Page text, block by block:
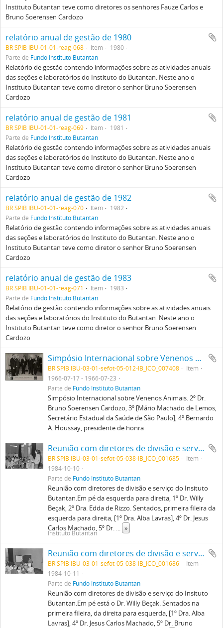
Instituto Butantan teve como diretores os senhores Fauze Carlos e
Bruno Soerensen Cardozo
relatório anual de gestão de 1980
BR SPIB IBU-01-01-reag-068 Item
1980
Parte de Fundo Instituto Butantan
Relatório de gestão contendo informações sobre as atividades anuais
das seções e laboratórios do Instituto do Butantan. Neste ano o
Instituto Butantan teve como diretor o senhor Bruno Soerensen
Cardozo
relatório anual de gestão de 1981
BR SPIB IBU-01-01-reag-069 Item
1981
Parte de Fundo Instituto Butantan
Relatório de gestão contendo informações sobre as atividades anuais
das seções e laboratórios do Instituto do Butantan. Neste ano o
Instituto Butantan teve como diretor o senhor Bruno Soerensen
Cardozo
relatório anual de gestão de 1982
BR SPIB IBU-01-01-reag-070 Item
1982
Parte de Fundo Instituto Butantan
Relatório de gestão contendo informações sobre as atividades anuais
das seções e laboratórios do Instituto do Butantan. Neste ano o
Instituto Butantan teve como diretor o senhor Bruno Soerensen
Cardozo
relatório anual de gestão de 1983
BR SPIB IBU-01-01-reag-071 Item
1983
Parte de Fundo Instituto Butantan
Relatório de gestão contendo informações sobre as atividades anuais
das seções e laboratórios do Instituto do Butantan. Neste ano o
Instituto Butantan teve como diretor o senhor Bruno Soerensen
Cardozo
Simpósio Internacional sobre Venenos Animais. 2º Dr. Bruno Soerensen Cardozo, 3º [Mário Machado de Lemos, Secretário Estadual da Saúde de São Paulo], 4º Bernardo A. Houssay, presidente de honra
BR SPIB IBU-03-01-sefot-05-012-IB_ICO_007408
Item
1966-07-17 - 1966-07-23
Parte de Fundo Instituto Butantan
Simpósio Internacional sobre Venenos Animais. 2º Dr.
Bruno Soerensen Cardozo, 3º [Mário Machado de Lemos,
Secretário Estadual da Saúde de São Paulo], 4º Bernardo
A. Houssay, presidente de honra
Reunião com diretores de divisão e serviço do Instituto Butantan. Em pé da esquerda para direita, 1º Dr. Willy Beçak, 2º Dra. Edda de Rizzo. Sentados, primeira fileira da esquerda para direita, [1º Dra. Alba Lavras], 4º Dr. Jesus Carlos Machado, 5º Dr. Bruno Soerensen Cardozo; segunda fileira, 3º Dra. Zuleika Picarelli Ribeiro do Valle; quarta fileira, 2º Dr. Murillo Adelino Soares.
BR SPIB IBU-03-01-sefot-05-038-IB_ICO_001685
Item
1984-10-10
Parte de Fundo Instituto Butantan
Reunião com diretores de divisão e serviço do Insituto
Butantan.Em pé da esquerda para direita, 1º Dr. Willy
Beçak, 2º Dra. Edda de Rizzo. Sentados, primeira fileira da
esquerda para direita, [1º Dra. Alba Lavras], 4º Dr. Jesus
Carlos Machado, 5º Dr. ... »
Instituto Butantan
Reunião com diretores de divisão e serviço do Instituto Butantan. Em pé está o Dr. Willy Beçak. Sentados na primeira fileira, da direita para esquerda, [1º Dra. Alba Lavras], 4º Dr. Jesus Carlos Machado, 5º Dr. Bruno Soerensen Cardozo; segunda fileira, 2º Dr. Isaías Raw, 3º Dra. Zuleika Picarelli Ribeiro do Valle.
BR SPIB IBU-03-01-sefot-05-038-IB_ICO_001686
Item
1984-10-11
Parte de Fundo Instituto Butantan
Reunião com diretores de divisão e serviço do Insituto
Butantan.Em pé está o Dr. Willy Beçak. Sentados na
primeira fileira, da direita para esquerda, [1º Dra. Alba
Lavras], 4º Dr. Jesus Carlos Machado, 5º Dr. Bruno